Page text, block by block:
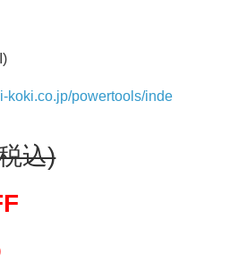
koki.co.jp/powertools/inde
込)